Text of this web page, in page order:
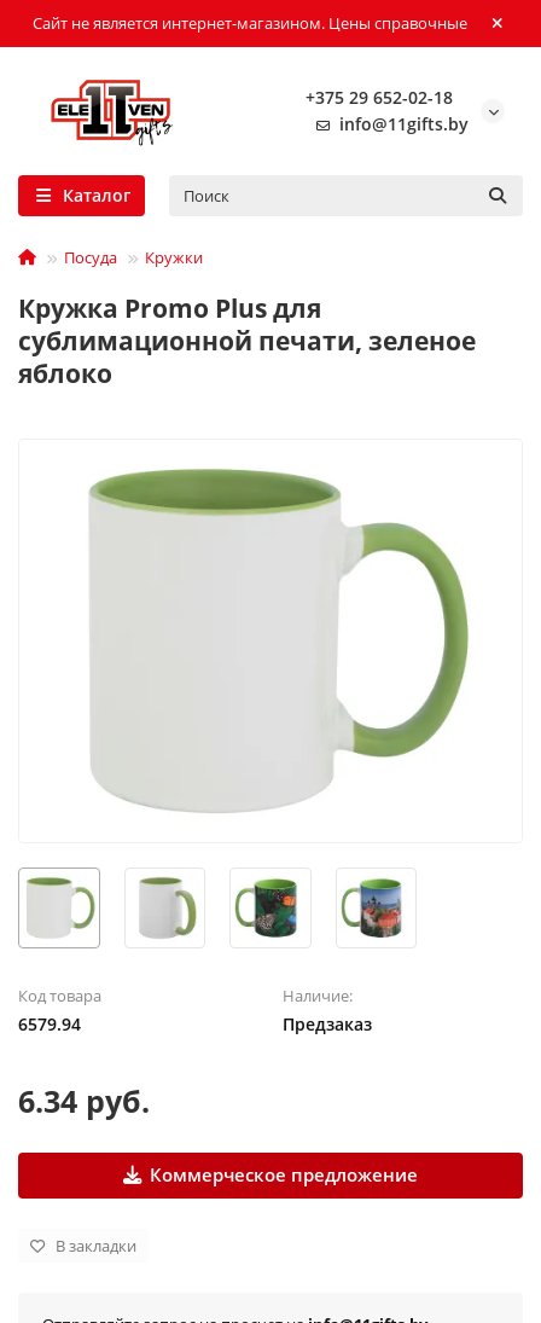
Сайт не является интернет-магазином. Цены справочные
+375 29 652-02-18
info@11gifts.by
Каталог
Посуда Кружки
Кружка Promo Plus для
сублимационной печати, зеленое
яблоко
Код товара
6579.94
Наличие:
Предзаказ
6.34 руб.
Коммерческое предложение
В закладки